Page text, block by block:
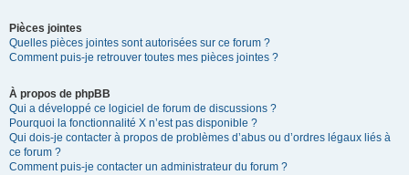
Pièces jointes
Quelles pièces jointes sont autorisées sur ce forum ?
Comment puis-je retrouver toutes mes pièces jointes ?
À propos de phpBB
Qui a développé ce logiciel de forum de discussions ?
Pourquoi la fonctionnalité X n’est pas disponible ?
Qui dois-je contacter à propos de problèmes d’abus ou d’ordres légaux liés à
ce forum ?
Comment puis-je contacter un administrateur du forum ?